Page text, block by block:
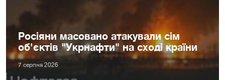
Росіяни масовано атакували сім
об'єктів "Укрнафти" на сході країни
7 серпня 2026